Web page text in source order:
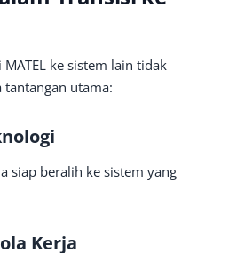
ke sistem lain tidak
tantangan utama:
siap beralih ke sistem yang
Kerja